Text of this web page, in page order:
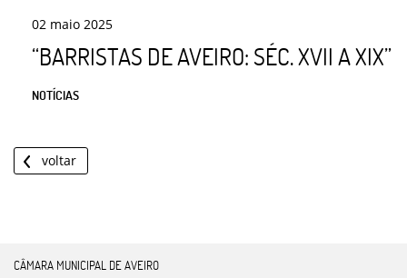
02 maio 2025
“BARRISTAS DE AVEIRO: SÉC. XVII A XIX”
NOTÍCIAS
voltar
CÂMARA MUNICIPAL DE AVEIRO